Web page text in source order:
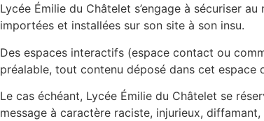
Lycée Émilie du Châtelet s’engage à sécuriser au
importées et installées sur son site à son insu.
Des espaces interactifs (espace contact ou
préalable, tout contenu déposé dans cet
Le cas échéant, Lycée Émilie du Châtelet se
message à caractère raciste, injurieux,